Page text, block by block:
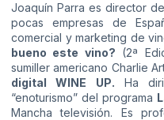
Joaquín Parra es director
pocas empresas de
comercial y marketing de
bueno este vino? (2ª
sumiller americano Charlie
digital WINE UP. Ha
“enoturismo” del programa
Mancha televisión. Es